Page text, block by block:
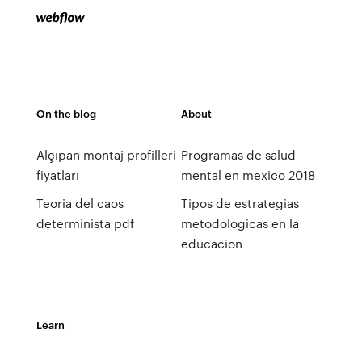
On the blog
Alçıpan montaj profilleri
fiyatları
Teoria del caos
determinista pdf
About
Programas de salud
mental en mexico 2018
Tipos de estrategias
metodologicas en la
educacion
Learn